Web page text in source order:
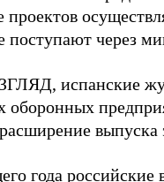
поступают через
испанские
оборонных
выпуска
года российские